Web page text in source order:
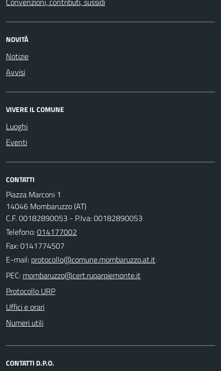
NOVITÀ
Notizie
Avvisi
VIVERE IL COMUNE
Luoghi
Eventi
CONTATTI
Piazza Marconi 1
14046 Mombaruzzo (AT)
C.F. 00182890053 - P.Iva: 00182890053
Telefono:014177002
Fax: 0141774507
E-mail:
PEC:
Protocollo URP
Uffici e orari
Numeri utili
CONTATTI D.P.O.